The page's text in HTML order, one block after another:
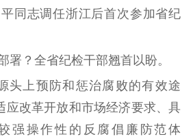
色资源保护利
新闻出版
全民阅读
出版监管
扫黄打非
同志调任浙江后首次参加省纪
？全省纪检干部翘首以盼。
上预防和惩治腐败的有效途
应改革开放和市场经济要求、具
强操作性的反腐倡廉防范体